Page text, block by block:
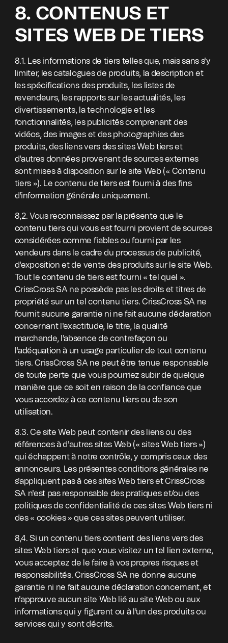
8. CONTENUS ET
SITES WEB DE TIERS
8.1. Les informations de tiers telles que, mais sans s'y
limiter, les catalogues de produits, la description et
les spécifications des produits, les listes de
revendeurs, les rapports sur les actualités, les
divertissements, la technologie et les
fonctionnalités, les publicités comprenant des
vidéos, des images et des photographies des
produits, des liens vers des sites Web tiers et
d'autres données provenant de sources externes
sont mises à disposition sur le site Web (« Contenu
tiers »). Le contenu de tiers est fourni à des fins
d'information générale uniquement.
8,2. Vous reconnaissez par la présente que le
contenu tiers qui vous est fourni provient de sources
considérées comme fiables ou fourni par les
vendeurs dans le cadre du processus de publicité,
d'exposition et de vente des produits sur le site Web.
Tout le contenu de tiers est fourni « tel quel ».
CrissCross SA ne possède pas les droits et titres de
propriété sur un tel contenu tiers. CrissCross SA ne
fournit aucune garantie ni ne fait aucune déclaration
concernant l'exactitude, le titre, la qualité
marchande, l'absence de contrefaçon ou
l'adéquation à un usage particulier de tout contenu
tiers. CrissCross SA ne peut être tenue responsable
de toute perte que vous pourriez subir de quelque
manière que ce soit en raison de la confiance que
vous accordez à ce contenu tiers ou de son
utilisation.
8.3. Ce site Web peut contenir des liens ou des
références à d'autres sites Web (« sites Web tiers »)
qui échappent à notre contrôle, y compris ceux des
annonceurs. Les présentes conditions générales ne
s'appliquent pas à ces sites Web tiers et CrissCross
SA n'est pas responsable des pratiques et/ou des
politiques de confidentialité de ces sites Web tiers ni
des « cookies » que ces sites peuvent utiliser.
8,4. Si un contenu tiers contient des liens vers des
sites Web tiers et que vous visitez un tel lien externe,
vous acceptez de le faire à vos propres risques et
responsabilités. CrissCross SA ne donne aucune
garantie ni ne fait aucune déclaration concernant, et
n'approuve aucun site Web lié au site Web ou aux
informations qui y figurent ou à l'un des produits ou
services qui y sont décrits.